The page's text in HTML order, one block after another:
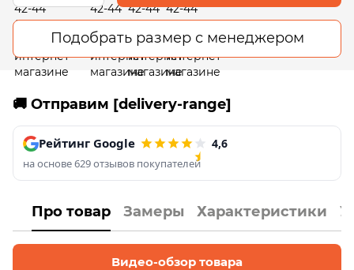
Подобрать размер с менеджером
🚚 Отправим [delivery-range]
Рейтинг Google 4,6
на основе 629 отзывов покупателей
Про товар Замеры Характеристики
Видео-обзор товара